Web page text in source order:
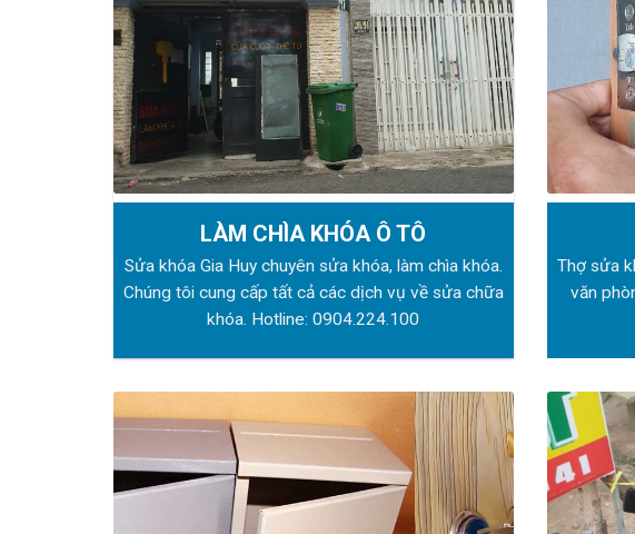
LÀM CHÌA KHÓA Ô TÔ
Sửa khóa Gia Huy chuyên sửa khóa, làm chìa khóa.
Chúng tôi cung cấp tất cả các dịch vụ về sửa chữa
khóa. Hotline:0904.224.100
Thợ sửa
văn